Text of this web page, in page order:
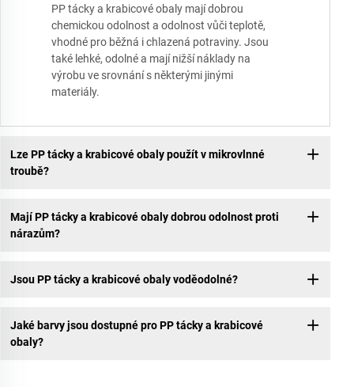
PP tácky a krabicové obaly mají dobrou
chemickou odolnost a odolnost vůči teplotě,
vhodné pro běžná i chlazená potraviny. Jsou
také lehké, odolné a mají nižší náklady na
výrobu ve srovnání s některými jinými
materiály.
Lze PP tácky a krabicové obaly použít v mikrovlnné
troubě?
Mají PP tácky a krabicové obaly dobrou odolnost proti
nárazům?
Jsou PP tácky a krabicové obaly voděodolné?
Jaké barvy jsou dostupné pro PP tácky a krabicové
obaly?